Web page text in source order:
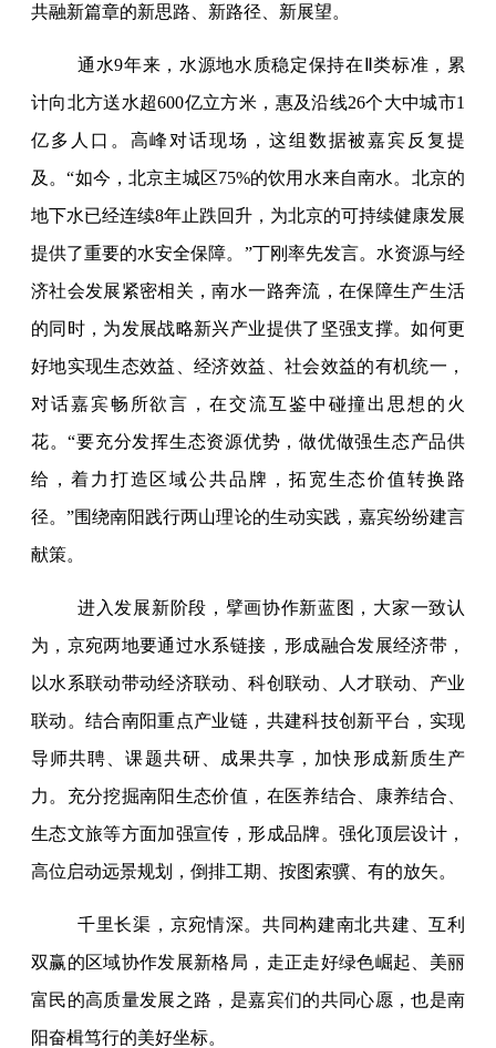
共融新篇章的新思路、新路径、新展望。
通水9年来，水源地水质稳定保持在Ⅱ类标准，累
计向北方送水超600亿立方米，惠及沿线26个大中城市1
亿多人口。高峰对话现场，这组数据被嘉宾反复提
及。“如今，北京主城区75%的饮用水来自南水。北京的
地下水已经连续8年止跌回升，为北京的可持续健康发展
提供了重要的水安全保障。”丁刚率先发言。水资源与经
济社会发展紧密相关，南水一路奔流，在保障生产生活
的同时，为发展战略新兴产业提供了坚强支撑。如何更
好地实现生态效益、经济效益、社会效益的有机统一，
对话嘉宾畅所欲言，在交流互鉴中碰撞出思想的火
花。“要充分发挥生态资源优势，做优做强生态产品供
给，着力打造区域公共品牌，拓宽生态价值转换路
径。”围绕南阳践行两山理论的生动实践，嘉宾纷纷建言
献策。
进入发展新阶段，擘画协作新蓝图，大家一致认
为，京宛两地要通过水系链接，形成融合发展经济带，
以水系联动带动经济联动、科创联动、人才联动、产业
联动。结合南阳重点产业链，共建科技创新平台，实现
导师共聘、课题共研、成果共享，加快形成新质生产
力。充分挖掘南阳生态价值，在医养结合、康养结合、
生态文旅等方面加强宣传，形成品牌。强化顶层设计，
高位启动远景规划，倒排工期、按图索骥、有的放矢。
千里长渠，京宛情深。共同构建南北共建、互利
双赢的区域协作发展新格局，走正走好绿色崛起、美丽
富民的高质量发展之路，是嘉宾们的共同心愿，也是南
阳奋楫笃行的美好坐标。